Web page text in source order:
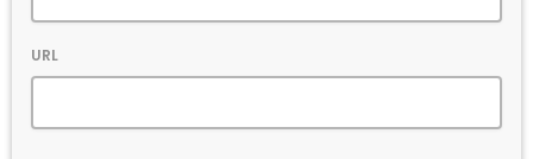
URL